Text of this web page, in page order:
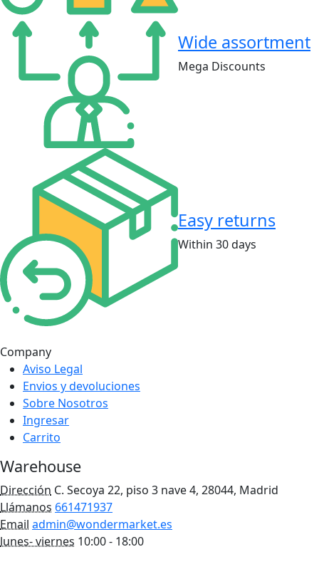
Wide assortment
Mega Discounts
Easy returns
Within 30 days
Company
Aviso Legal
Envios y devoluciones
Sobre Nosotros
Ingresar
Carrito
Warehouse
Dirección C. Secoya 22, piso 3 nave 4, 28044, Madrid
Llámanos 661471937
Email admin@wondermarket.es
lunes- viernes 10:00 - 18:00